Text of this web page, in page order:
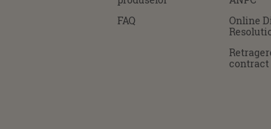
FAQ
Online
contract